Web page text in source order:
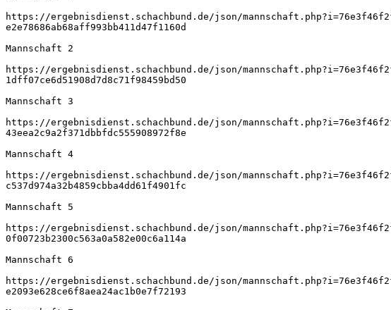
https://ergebnisdienst.schachbund.de/json/
e2e78686ab68aff993bb411d47f1160d
Mannschaft 2
https://ergebnisdienst.schachbund.de/json/
1dff07ce6d51908d7d8c71f98459bd50
Mannschaft 3
https://ergebnisdienst.schachbund.de/json/
43eea2c9a2f371dbbfdc555908972f8e
Mannschaft 4
https://ergebnisdienst.schachbund.de/json/
c537d974a32b4859cbba4dd61f4901fc
Mannschaft 5
https://ergebnisdienst.schachbund.de/json/
0f00723b2300c563a0a582e00c6a114a
Mannschaft 6
https://ergebnisdienst.schachbund.de/json/
e2093e628ce6f8aea24ac1b0e7f72193